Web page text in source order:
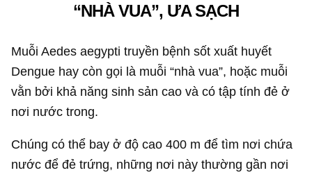
“NHÀ VUA”, ƯA SẠCH
Muỗi Aedes aegypti truyền bệnh sốt xuất huyết
Dengue hay còn gọi là muỗi “nhà vua”, hoặc muỗi
vằn bởi khả năng sinh sản cao và có tập tính đẻ ở
nơi nước trong.
Chúng có thể bay ở độ cao 400 m để tìm nơi chứa
nước để đẻ trứng, những nơi này thường gần nơi